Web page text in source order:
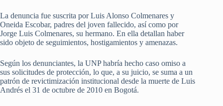
La denuncia fue suscrita por Luis Alonso Colmenares y
Oneida Escobar, padres del joven fallecido, así como por
Jorge Luis Colmenares, su hermano. En ella detallan haber
sido objeto de seguimientos, hostigamientos y amenazas.
Según los denunciantes, la UNP habría hecho caso omiso a
sus solicitudes de protección, lo que, a su juicio, se suma a un
patrón de revictimización institucional desde la muerte de Luis
Andrés el 31 de octubre de 2010 en Bogotá.